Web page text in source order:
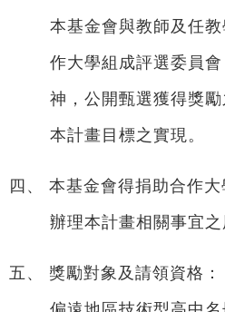
本基金會與教師及任
作大學組成評選委員
神，公開甄選獲得獎
本計畫目標之實現。
四、 本基金會得捐助合作
辦理本計畫相關事宜之
五、 獎勵對象及請領資格